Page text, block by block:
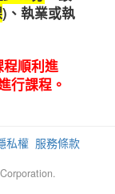
)、執業或執
順利進
行課程。
私權 服務條款